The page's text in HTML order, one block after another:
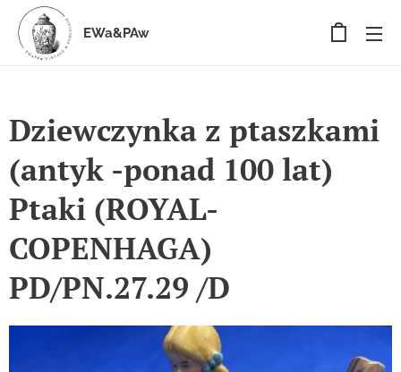
EWa&PAw
Dziewczynka z ptaszkami
(antyk -ponad 100 lat)
Ptaki (ROYAL-
COPENHAGA)
PD/PN.27.29 /D